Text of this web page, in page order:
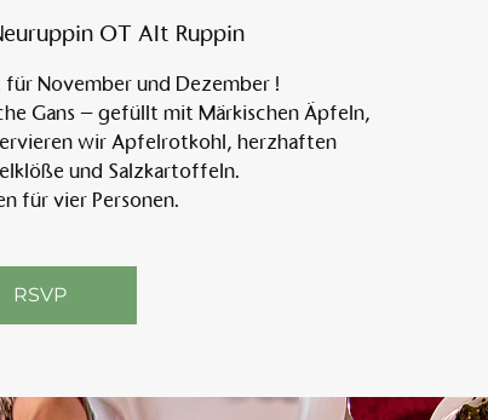
Am
OT Alt Ruppin
für November und Dezember !
Gans – gefüllt mit Märkischen Äpfeln,
wir Apfelrotkohl, herzhaften
und Salzkartoffeln.
für vier Personen.
RSVP